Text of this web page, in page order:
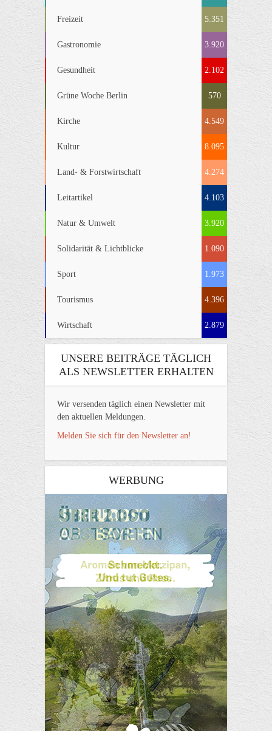
Freizeit 5.351
Gastronomie 3.920
Gesundheit 2.102
Grüne Woche Berlin 570
Kirche 4.549
Kultur 8.095
Land- & Forstwirtschaft 4.274
Leitartikel 4.103
Natur & Umwelt 3.920
Solidarität & Lichtblicke 1.090
Sport 1.973
Tourismus 4.396
Wirtschaft 2.879
UNSERE BEITRÄGE TÄGLICH
ALS NEWSLETTER ERHALTEN
Wir versenden täglich einen Newsletter mit
den aktuellen Meldungen.
Melden Sie sich für den Newsletter an!
WERBUNG